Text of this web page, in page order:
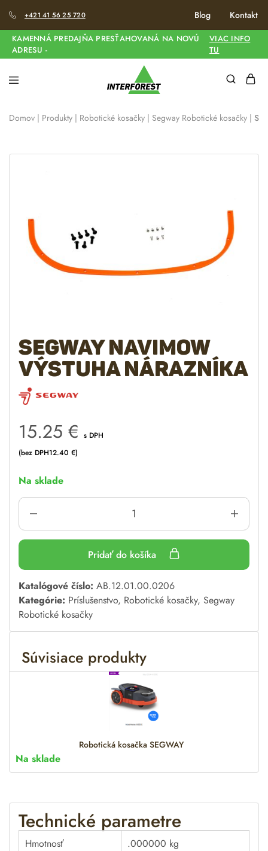
+421 41 56 25 720 Blog Kontakt
KAMENNÁ PREDAJŇA PRESŤAHOVANÁ NA NOVÚ
ADRESU -
VIAC INFO
TU
Domov | Produkty | Robotické kosačky | Segway Robotické kosačky |
Segway Navimow
výstuha nárazníka
15.25 € s DPH
(bez DPH12.40 €)
Na sklade
Pridať do košíka
A
l
t
e
n
a
Katalógové číslo: AB.12.01.00.0206
Kategórie: Príslušenstvo, Robotické kosačky, Segway
Robotické kosačky
Súvisiace produkty
Robotická kosačka SEGWAY
Na sklade
Technické parametre
Hmotnosť .000000 kg